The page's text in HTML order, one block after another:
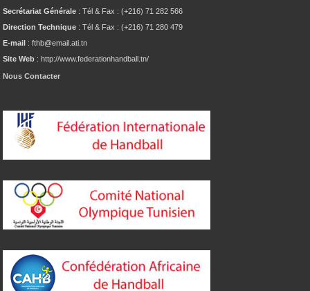
Secrétariat Générale : Tél & Fax : (+216) 71 282 566
Direction Technique : Tél & Fax : (+216) 71 280 479
E-mail : fthb@email.ati.tn
Site Web : http://www.federationhandball.tn/
Nous Contacter